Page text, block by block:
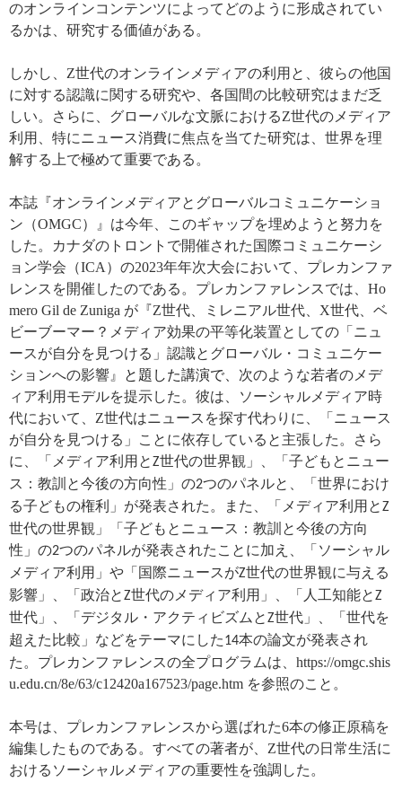
のオンラインコンテンツによってどのように形成されてい
るかは、研究する価値がある。
しかし、 Z世代のオンラインメディアの利用と、彼らの他国
に対する認識に関する研究や、各国間の比較研究はまだ乏
しい。さらに、グローバルな文脈におけるZ世代のメディア
利用、特にニュース消費に焦点を当てた研究は、世界を理
解する上で極めて重要である。
本誌『オンラインメディアとグローバルコミュニケーショ
ン（OMGC）』は今年、このギャップを埋めようと努力を
した。カナダのトロントで開催された国際コミュニケーシ
ョン学会（ICA ）の2023年年次大会において、プレカンファ
レンスを開催したのである。プレカンファレンスでは、 Ho
mero Gil de Zuniga が『Z世代、ミレニアル世代、 X世代、ベ
ビーブーマー？メディア効果の平等化装置としての「ニュ
ースが自分を見つける」認識とグローバル・コミュニケー
ションへの影響』
と題した講演で、 次のような若者のメデ
ィア利用モデルを提示した。彼は、ソーシャルメディア時
代において、 Z世代はニュースを探す代わりに、「ニュース
が自分を見つける」ことに依存していると主張した。さら
に、「 メディア利用とZ世代の世界観」 、「 子どもとニュー
ス：教訓と今後の方向性」の2つのパネルと、「世界におけ
る子どもの権利」が発表された。また、「メディア利用とZ
世代の世界観」「子どもとニュース：教訓と今後の方向
性」の2つのパネルが発表されたことに加え、「ソーシャル
メディア利用」や「国際ニュースがZ世代の世界観に与える
影響」、「政治とZ世代のメディア利用」、「人工知能とZ
世代」、「デジタル・アクティビズムとZ世代」、「世代を
超えた比較」などをテーマにした14本の論文が発表され
た。 プレカンファレンスの全プログラムは、 https://omgc.shis
u.edu.cn/8e/63/c12420a167523/page.htm を参照のこと。
本号は、プレカンファレンスから選ばれた6本の修正原稿を
編集したものである。すべての著者が、 Z世代の日常生活に
おけるソーシャルメディアの重要性を強調した。